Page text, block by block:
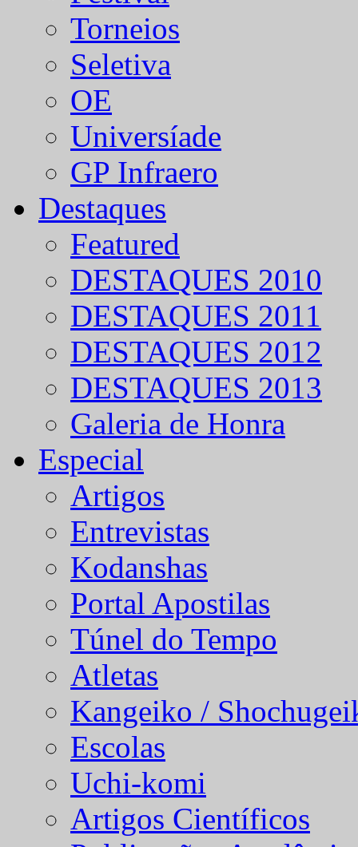
Torneios
Seletiva
OE
Universíade
GP Infraero
Destaques
Featured
DESTAQUES 2010
DESTAQUES 2011
DESTAQUES 2012
DESTAQUES 2013
Galeria de Honra
Especial
Artigos
Entrevistas
Kodanshas
Portal Apostilas
Túnel do Tempo
Atletas
Kangeiko /
Escolas
Uchi-komi
Artigos Científicos